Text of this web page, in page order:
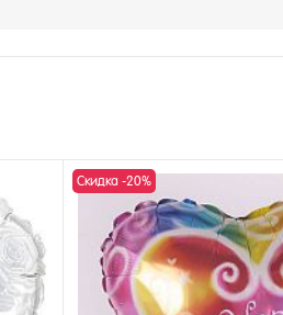
Скидка -20%